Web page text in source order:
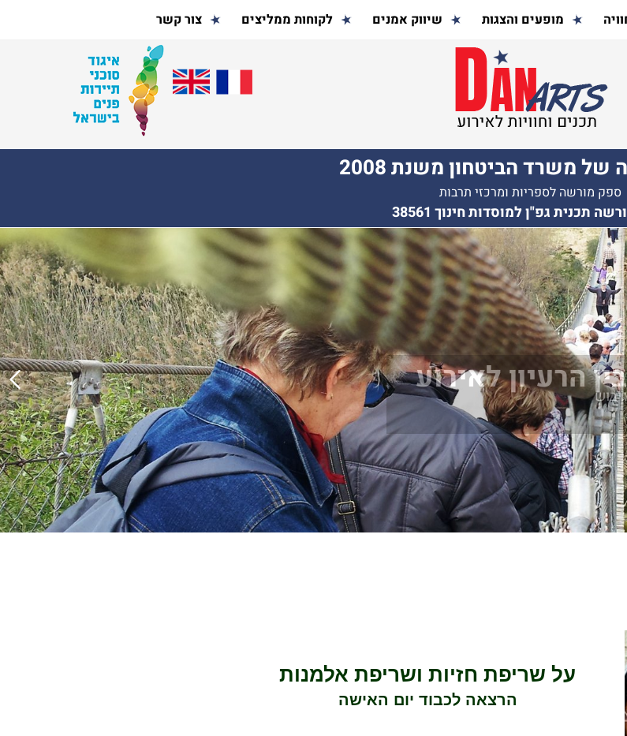
משרד הביטחון משנת 2008
ספק מורשה לספריות ומרכזי תרבות
תכנית גפ"ן למוסדות חינוך 38561
מופעים והצגות שיווק אמנים לקוחות ממליצים צור קשר
הרעיון לאירוע
על שריפת חזיות ושריפת אלמנות
הרצאה לכבוד יום האישה